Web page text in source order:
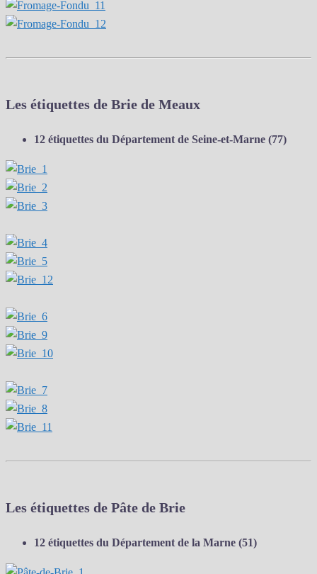
Les étiquettes de Brie de Meaux
12 étiquettes du Département de Seine-et-Marne (77)
Les étiquettes de Pâte de Brie
12 étiquettes du Département de la Marne (51)